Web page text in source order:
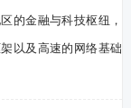
的金融与科技枢纽，
以及高速的网络基础